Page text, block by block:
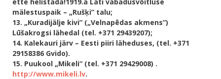
mälestuspaik – „Rušķi” talu;
13. „Kuradijälje kivi” („Velnapēdas akmens”)
Lūšakrogsi lähedal (tel. +371 29439207);
14. Kalekauri järv – Eesti piiri läheduses, (tel. +371
29158386 Gvido).
15. Puukool „Mikeli“ (tel. +371 29429008) .
http://www.mikeli.lv.